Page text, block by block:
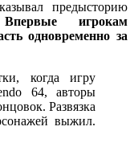
предысторию
Впервые игрокам
одновременно за
когда игру
64, авторы
Развязка
выжил.